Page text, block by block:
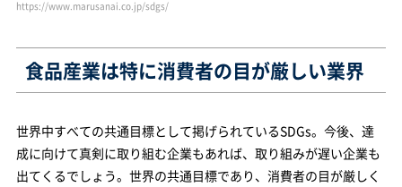
https://www.marusanai.co.jp/sdgs/
食品産業は特に消費者の目が厳しい業界
世界中すべての共通目標として掲げられているSDGs。今後、達
成に向けて真剣に取り組む企業もあれば、取り組みが遅い企業も
出てくるでしょう。世界の共通目標であり、消費者の目が厳しく